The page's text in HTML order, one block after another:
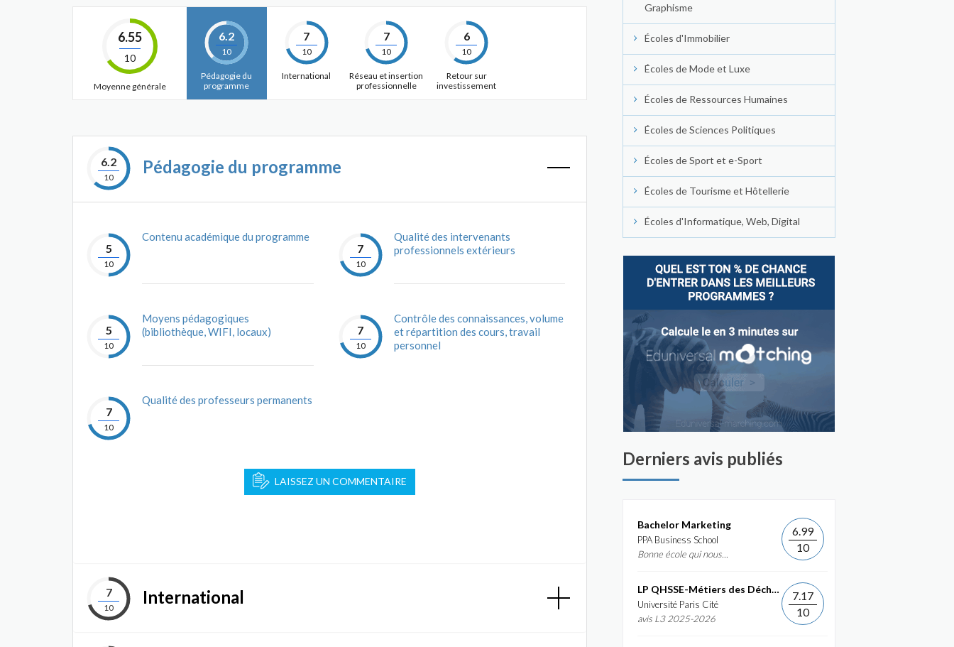
6.55
10
Moyenne générale
6.2
10
Pédagogie du
programme
7
10
International
7
10
Réseau et insertion
professionnelle
6
10
Retour sur
investissement
6.2
10
Pédagogie du programme
5
10
Contenu académique du programme
5
10
Moyens pédagogiques
(bibliothèque, WIFI, locaux)
7
10
Qualité des professeurs permanents
7
10
Qualité des intervenants
professionnels extérieurs
7
10
Contrôle des connaissances, volume
et répartition des cours, travail
personnel
LAISSEZ UN COMMENTAIRE
7
10
International
Graphisme
Écoles d'Immobilier
Écoles de Mode et Luxe
Écoles de Ressources Humaines
Écoles de Sciences Politiques
Écoles de Sport et e-Sport
Écoles de Tourisme et Hôtellerie
Écoles d'Informatique, Web, Digital
Derniers avis publiés
Bachelor Marketing
PPA Business School
Bonne école qui nous...
6.99
10
LP QHSSE-Métiers des Déchets et de...
Université Paris Cité
avis L3 2025-2026
7.17
10